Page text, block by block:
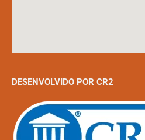
DESENVOLVIDO POR CR2